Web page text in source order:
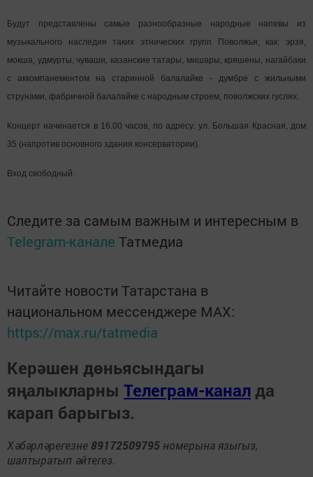
Будут представлены самые разнообразные народные напевы из
музыкального наследия таких этнических групп Поволжья, как: эрзя,
мокша, удмурты, чуваши, казанские татары, мишары, кряшены, нагайбаки
с аккомпанементом на старинной балалайке - думбре с жильными
струнами, фабричной балалайке с народным строем, поволжских гуслях.
Концерт начинается в 16.00 часов, по адресу: ул. Большая Красная, дом
35 (напротив основного здания консерватории).
Вход свободный.
Следите за самым важным и интересным в
Telegram-канале Татмедиа
Читайте новости Татарстана в
национальном мессенджере MАХ:
https://max.ru/tatmedia
Керәшен дөньясындагы
яңалыкларны Телеграм-канал да
карап барыгыз.
Хәбәрләрегезне 89172509795 номерына языгыз,
шалтыратып әйтегез.